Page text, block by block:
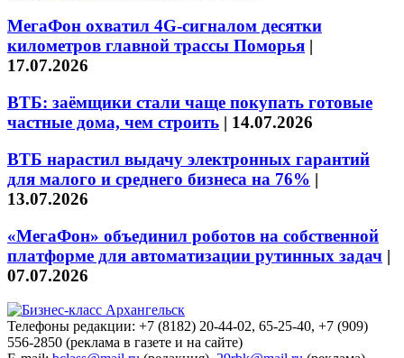
МегаФон охватил 4G-сигналом десятки
километров главной трассы Поморья |
17.07.2026
ВТБ: заёмщики стали чаще покупать готовые
частные дома, чем строить | 14.07.2026
ВТБ нарастил выдачу электронных гарантий
для малого и среднего бизнеса на 76% |
13.07.2026
«МегаФон» объединил роботов на собственной
платформе для автоматизации рутинных задач |
07.07.2026
Телефоны редакции: +7 (8182) 20-44-02, 65-25-40, +7 (909)
556-2850 (реклама в газете и на сайте)